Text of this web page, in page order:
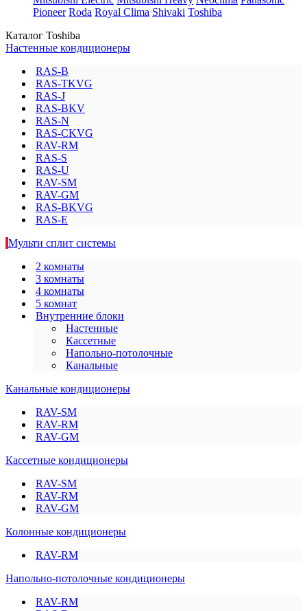
Pioneer Roda Royal Clima Shivaki Toshiba
Каталог Toshiba
Настенные кондиционеры
RAS-B
RAS-TKVG
RAS-J
RAS-BKV
RAS-N
RAS-CKVG
RAV-RM
RAS-S
RAS-U
RAV-SM
RAV-GM
RAS-BKVG
RAS-E
Мульти сплит системы
2 комнаты
3 комнаты
4 комнаты
5 комнат
Внутренние блоки
Настенные
Кассетные
Напольно-потолочные
Канальные
Канальные кондиционеры
RAV-SM
RAV-RM
RAV-GM
Кассетные кондиционеры
RAV-SM
RAV-RM
RAV-GM
Колонные кондиционеры
RAV-RM
Напольно-потолочные кондиционеры
RAV-RM